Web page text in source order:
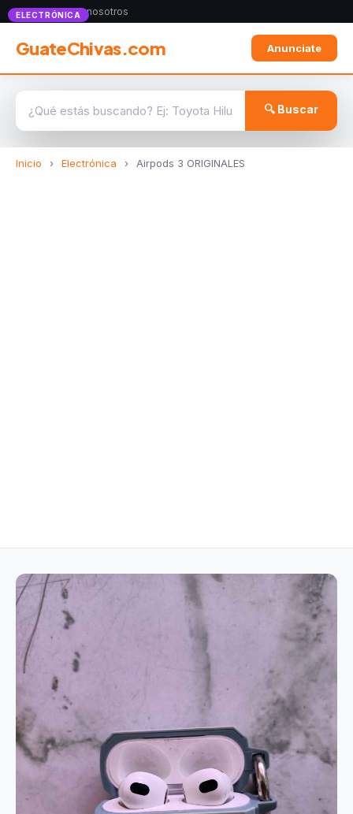
Anunciate con nosotros
GuateChivas.com Anunciate
🔍 Buscar
Inicio › Electrónica › Airpods 3 ORIGINALES
ELECTRÓNICA